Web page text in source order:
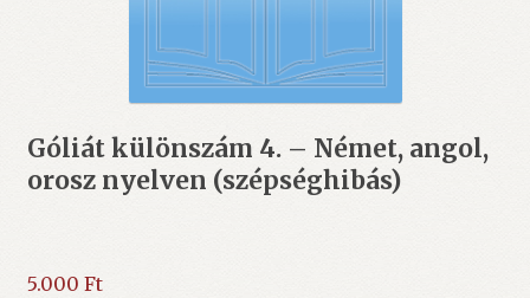
Góliát különszám 4. – Német, angol,
orosz nyelven (szépséghibás)
5.000 Ft